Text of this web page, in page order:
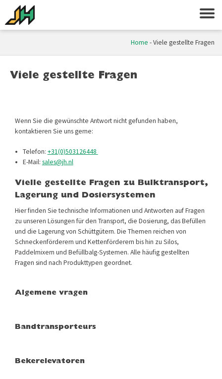
Home -Viele gestellte Fragen
Viele gestellte Fragen
Wenn Sie die gewünschte Antwort nicht gefunden haben,
kontaktieren Sie uns gerne:
Telefon: +31(0)503126448
E-Mail: sales@jh.nl
Vielle gestellte Fragen zu Bulk­transport,
Lagerung und Dosiersystemen
Hier finden Sie technische Informationen und Antworten auf Fragen
zu unseren Lösungen für den Transport, die Dosierung, das Befüllen
und die Lagerung von Schüttgütern. Die Themen reichen von
Schneckenförderern und Kettenförderern bis hin zu Silos,
Paddelmixern und Befüllbalg-Systemen. Alle häufig gestellten
Fragen sind nach Produkttypen geordnet.
Algemene vragen
Bandtransporteurs
Bekerelevatoren